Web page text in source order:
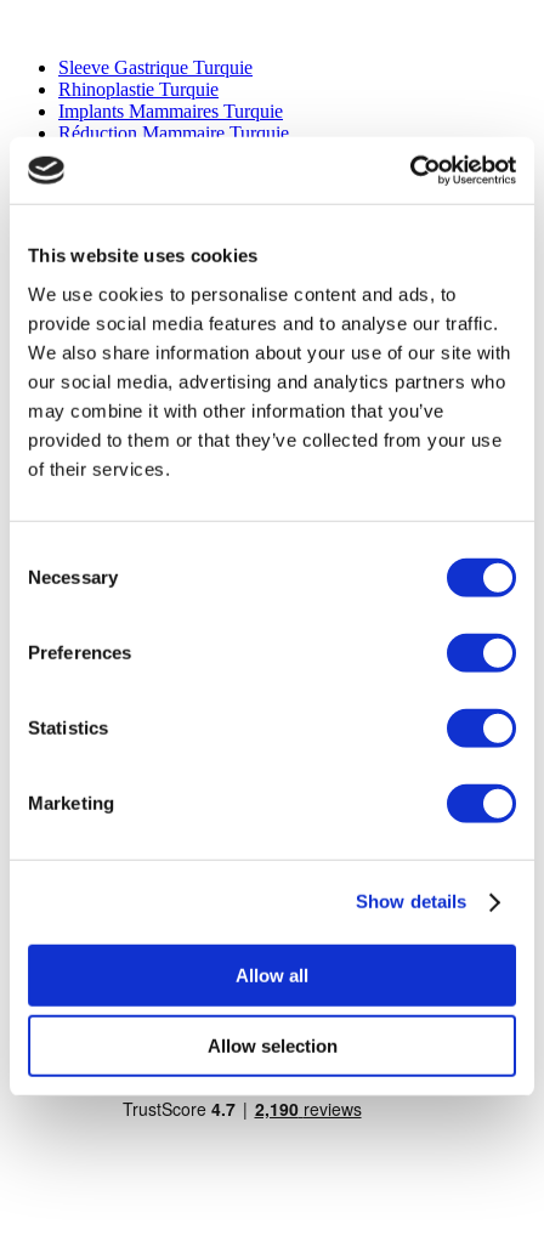
This website uses cookies
We use cookies to personalise content and ads, to
provide social media features and to analyse our traffic.
We also share information about your use of our site with
our social media, advertising and analytics partners who
may combine it with other information that you’ve
provided to them or that they’ve collected from your use
of their services.
Selection
Necessary
Preferences
Statistics
Marketing
Show details
Allow all
Allow selection
Sleeve Gastrique Turquie
Rhinoplastie Turquie
Implants Mammaires Turquie
Réduction Mammaire Turquie
Gynécomastie Turquie
Implants Dentaires Turquie
Chirurgie bariatrique Turquie
Chirurgie De Bypass Gastrique Turquie
Dentisterie Turquie
Brazilian Butt Lift Turquie
Greffe De Cheveux Turquie
Chirurgie plastique Turquie
Hollywood Smile Turquie
All-on-6 Turquie
Chirurgie Six Pack Turquie
All-on-4 Turquie
Dentavivo
Dr. Implant Dentist
Kamol Cosmetic Hospital
Implants Dentaires Mexique
Abdominoplastie Mexique
Implants Mammaires Mexique
Implants Mammaires Thailand
Couronnes Thailand